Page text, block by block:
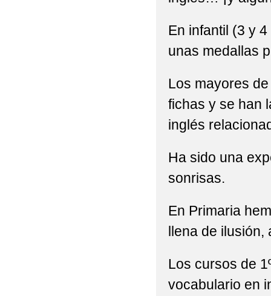
En infantil (3 y
unas medallas
Los mayores
fichas y se han
inglés
Ha sido una
sonrisas.
En Primaria
llena de ilusión,
Los cursos de
vocabulario en